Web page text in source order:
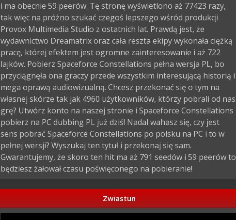
i ma obecnie 59 peerów. Tę stronę wyświetlono aż 77423 razy,
tak więc na próżno szukać czegoś lepszego wśród produkcji
Provox Multimedia Studio z ostatnich lat. Prawdą jest, że
wydawnictwo Dreamatrix oraz cała reszta ekipy wykonała ciężką
pracę, której efektem jest ogromne zainteresowanie i aż 722
lajków. Pobierz Spaceforce Constellations pełna wersja PL, bo
przyciągnęła ona graczy przede wszystkim interesującą historią i
mega oprawą audiowizualną. Chcesz przekonać się o tym na
własnej skórze tak jak 4960 użytkowników, którzy pobrali od nas
grę? Utwórz konto na naszej stronie i Spaceforce Constellations
pobierz na PC dubbing PL już dziś! Nadal wahasz się, czy jest
sens pobrać Spaceforce Constellations po polsku na PC i to w
pełnej wersji? Wyszukaj ten tytuł i przekonaj się sam.
Gwarantujemy, że skoro ten hit ma aż 791 seedów i 59 peerów to
będziesz żałował czasu poświęconego na pobieranie!
Zwiastun